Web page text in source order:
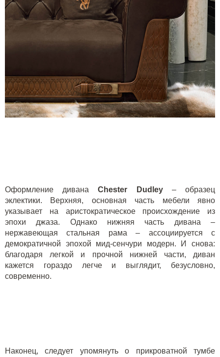
Оформление диванаChester Dudley
– образец
эклектики. Верхняя, основная часть мебели явно
указывает на аристократическое происхождение из
эпохи джаза. Однако нижняя часть дивана –
нержавеющая стальная рама – ассоциируется с
демократичной эпохой мид-сенчури модерн. И снова:
благодаря легкой и прочной нижней части, диван
кажется гораздо легче и выглядит, безусловно,
современно.
Наконец, следует упомянуть о прикроватной тумбе